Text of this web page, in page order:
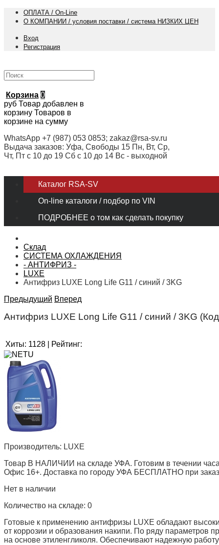
ОПЛАТА / On-Line
О КОМПАНИИ / условия поставки / система НИЗКИХ ЦЕН
Вход
Регистрация
Корзина 0
руб Товар добавлен в
корзину Товаров в
корзине на сумму
WhatsApp +7 (987) 053 0853; zakaz@rsa-sv.ru
Выдача заказов: Уфа, Свободы 15 Пн, Вт, Ср,
Чт, Пт с 10 до 19 Сб с 10 до 14 Вс - выходной
Каталог RSA-SV
On-line каталоги / подбор по VIN
ПОДРОБНЕЕ о том как сделать покупку
Склад
СИСТЕМА ОХЛАЖДЕНИЯ
- АНТИФРИЗ -
LUXE
Антифриз LUXE Long Life G11 / синий / 3KG
Предыдущий Вперед
Антифриз LUXE Long Life G11 / синий / 3KG
Хиты: 1128 Рейтинг:
Производитель: LUXE
Товар В НАЛИЧИИ на складе УФА. Готовим в течении
Офис 16+. Доставка по городу УФА БЕСПЛАТНО при
Нет в наличии
Количество на складе: 0
Готовые к применению антифризы LUXE обладают
от коррозии и образования накипи. По ряду параметров
на основе этиленгликоля. Обеспечивают надежную